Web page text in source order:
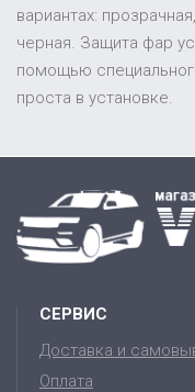
вариантах:
черная. Защита фар
помощью
проста в установке.
СЕРВИС
Доставка и
Оплата